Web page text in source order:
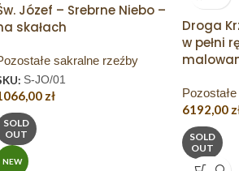
Józef – Srebrne Niebo –
skałach
sakralne rzeźby
S-JO/01
zł
Droga
w pełni
6192,00
SOLD
OUT
NEW
SOLD
OUT